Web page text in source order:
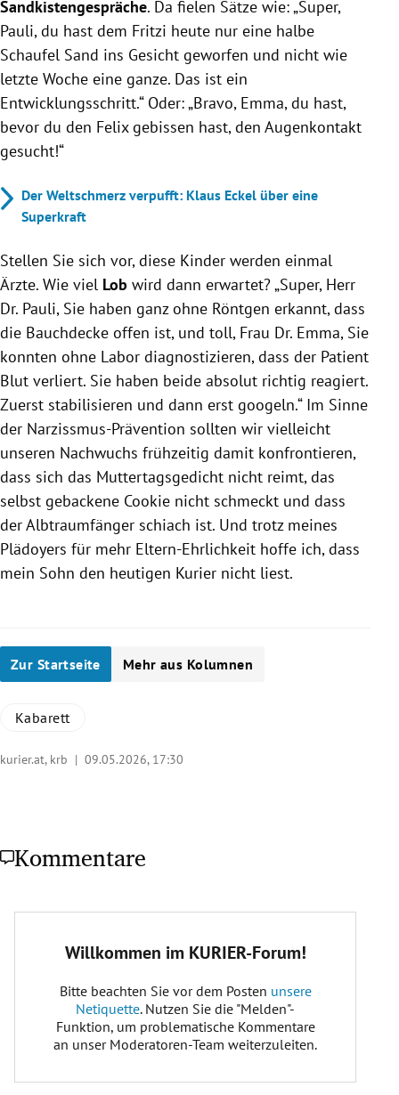
Sandkistengespräche. Da fielen Sätze wie: „Super,
Pauli, du hast dem Fritzi heute nur eine halbe
Schaufel Sand ins Gesicht geworfen und nicht wie
letzte Woche eine ganze. Das ist ein
Entwicklungsschritt.“ Oder: „Bravo, Emma, du hast,
bevor du den Felix gebissen hast, den Augenkontakt
gesucht!“
Der Weltschmerz verpufft: Klaus Eckel über eine
Superkraft
Stellen Sie sich vor, diese Kinder werden einmal
Ärzte. Wie viel Lob wird dann erwartet? „Super, Herr
Dr. Pauli, Sie haben ganz ohne Röntgen erkannt, dass
die Bauchdecke offen ist, und toll, Frau Dr. Emma, Sie
konnten ohne Labor diagnostizieren, dass der Patient
Blut verliert. Sie haben beide absolut richtig reagiert.
Zuerst stabilisieren und dann erst googeln.“ Im Sinne
der Narzissmus-Prävention sollten wir vielleicht
unseren Nachwuchs frühzeitig damit konfrontieren,
dass sich das Muttertagsgedicht nicht reimt, das
selbst gebackene Cookie nicht schmeckt und dass
der Albtraumfänger schiach ist. Und trotz meines
Plädoyers für mehr Eltern-Ehrlichkeit hoffe ich, dass
mein Sohn den heutigen Kurier nicht liest.
Zur Startseite Mehr aus Kolumnen
Kabarett
kurier.at, krb | 09.05.2026, 17:30
Kommentare